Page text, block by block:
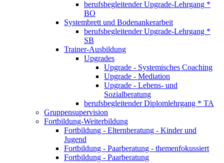
berufsbegleitender Upgrade-Lehrgang *
BO
Systembrett und Bodenankerarbeit
berufsbegleitender Upgrade-Lehrgang *
SB
Trainer-Ausbildung
Upgrades
Upgrade - Systemisches Coaching
Upgrade - Mediation
Upgrade - Lebens- und
Sozialberatung
berufsbegleitender Diplomlehrgang * TA
Gruppensupervision
Fortbildung-Weiterbildung
Fortbildung - Elternberatung - Kinder und
Jugend
Fortbildung - Paarberatung - themenfokussiert
Fortbildung - Paarberatung